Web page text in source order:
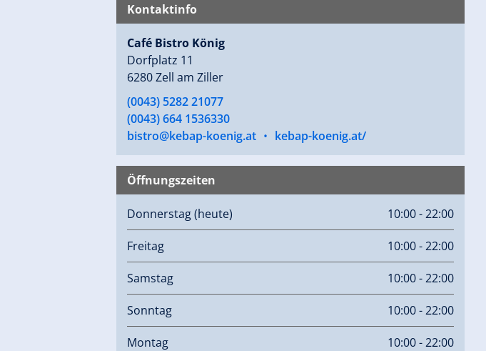
Kontaktinfo
Café Bistro König
Dorfplatz 11
6280 Zell am Ziller
(0043) 5282 21077
(0043) 664 1536330
bistro@kebap-koenig.at • kebap-koenig.at/
Öffnungszeiten
Donnerstag(heute) 10:00 - 22:00
Freitag 10:00 - 22:00
Samstag 10:00 - 22:00
Sonntag 10:00 - 22:00
Montag 10:00 - 22:00